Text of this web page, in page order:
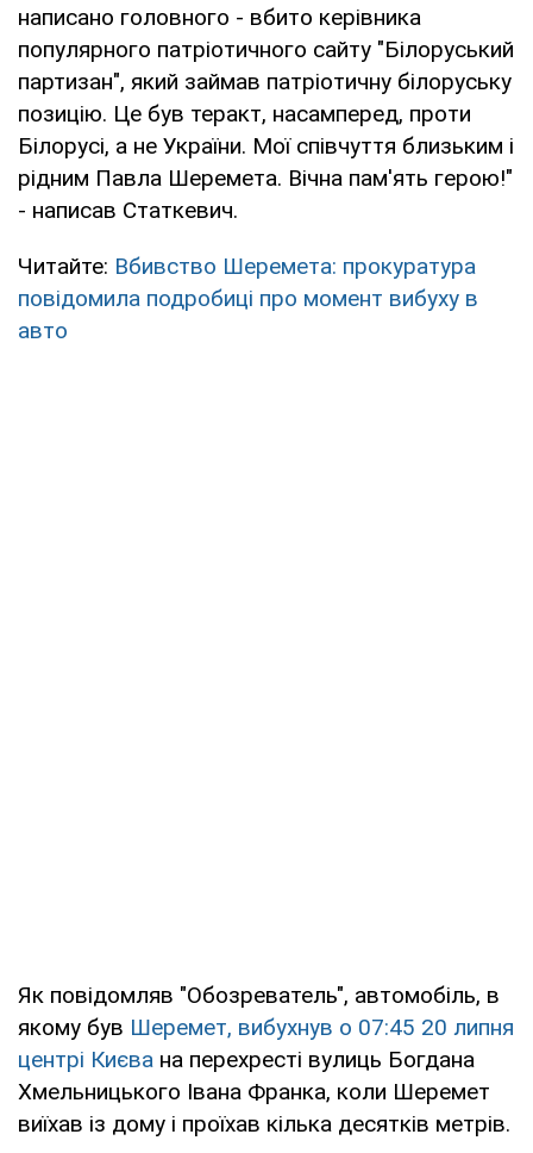
написано головного - вбито керівника
популярного патріотичного сайту "Білоруський
партизан", який займав патріотичну білоруську
позицію. Це був теракт, насамперед, проти
Білорусі, а не України. Мої співчуття близьким і
рідним Павла Шеремета. Вічна пам'ять герою!"
- написав Статкевич.
Читайте: Вбивство Шеремета: прокуратура
повідомила подробиці про момент вибуху в
авто
Як повідомляв "Обозреватель", автомобіль, в
якому був Шеремет, вибухнув о 07:45 20 липня
центрі Києва на перехресті вулиць Богдана
Хмельницького Івана Франка, коли Шеремет
виїхав із дому і проїхав кілька десятків метрів.